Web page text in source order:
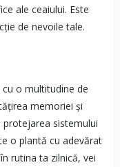
ale ceaiului. Este
de nevoile tale.
o multitudine de
memoriei și
sistemului
o plantă cu adevărat
rutina ta zilnică, vei